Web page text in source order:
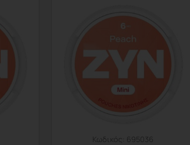
Κωδικός: 695036